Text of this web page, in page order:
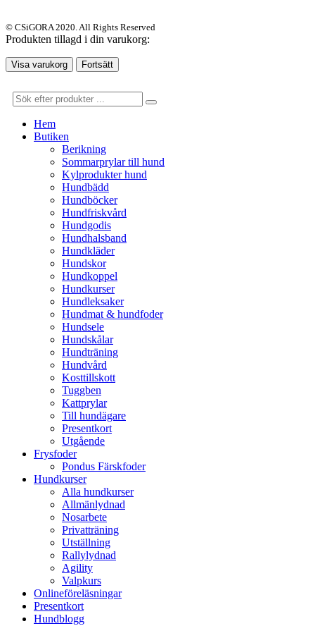
© CSiGORA 2020. All Rights Reserved
Produkten tillagd i din varukorg:
Visa varukorg Fortsätt
Hem
Butiken
Berikning
Sommarprylar till hund
Kylprodukter hund
Hundbädd
Hundböcker
Hundfriskvård
Hundgodis
Hundhalsband
Hundkläder
Hundskor
Hundkoppel
Hundkurser
Hundleksaker
Hundmat & hundfoder
Hundsele
Hundskålar
Hundträning
Hundvård
Kosttillskott
Tuggben
Kattprylar
Till hundägare
Presentkort
Utgående
Frysfoder
Pondus Färskfoder
Hundkurser
Alla hundkurser
Allmänlydnad
Nosarbete
Privatträning
Utställning
Rallylydnad
Agility
Valpkurs
Onlineföreläsningar
Presentkort
Hundblogg